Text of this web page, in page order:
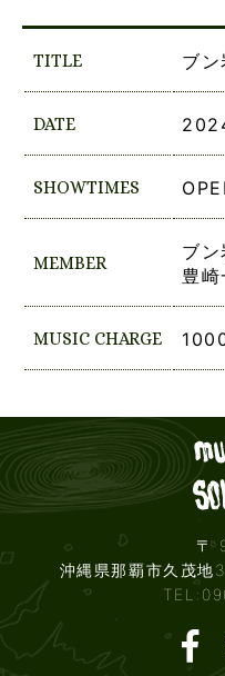
TITLE ブ
DATE
SHOWTIMES
MEMBER
ブ
豊
MUSIC CHARGE
〒
沖縄県那覇市久茂